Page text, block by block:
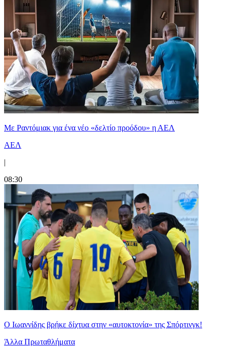
Με Ραντόμιακ για ένα νέο «δελτίο προόδου» η ΑΕΛ
ΑΕΛ
|
08:30
Ο Ιωαννίδης βρήκε δίχτυα στην «αυτοκτονία» της Σπόρτινγκ!
Άλλα Πρωταθλήματα